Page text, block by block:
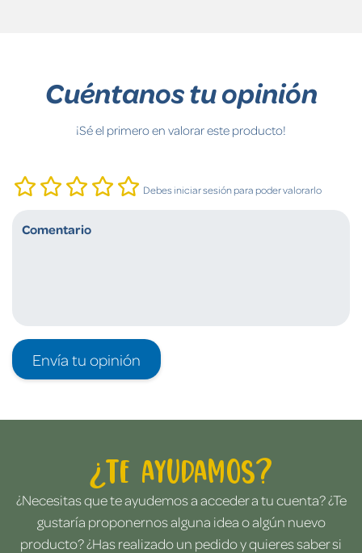
Cuéntanos tu opinión
¡Sé el primero en valorar este producto!
Debes iniciar sesión para poder valorarlo
Envía tu opinión
¿Te ayudamos?
¿Necesitas que te ayudemos a acceder a tu cuenta? ¿Te
gustaría proponernos alguna idea o algún nuevo
producto? ¿Has realizado un pedido y quieres saber si